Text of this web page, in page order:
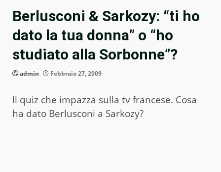
Berlusconi & Sarkozy: “ti ho
dato la tua donna” o “ho
studiato alla Sorbonne”?
admin Febbraio 27, 2009
Il quiz che impazza sulla tv francese. Cosa
ha dato Berlusconi a Sarkozy?